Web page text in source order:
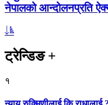
नेपालको आन्दोलनप्रति
ट्रेन्डिङ+
१